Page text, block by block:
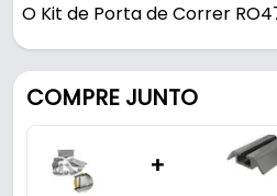
O Kit de Porta de Correr
busca um sistema
qualidade e desempenho
amplamente utilizado em
um deslizamento
graças ao seu sistema de
COMPRE JUNTO
+